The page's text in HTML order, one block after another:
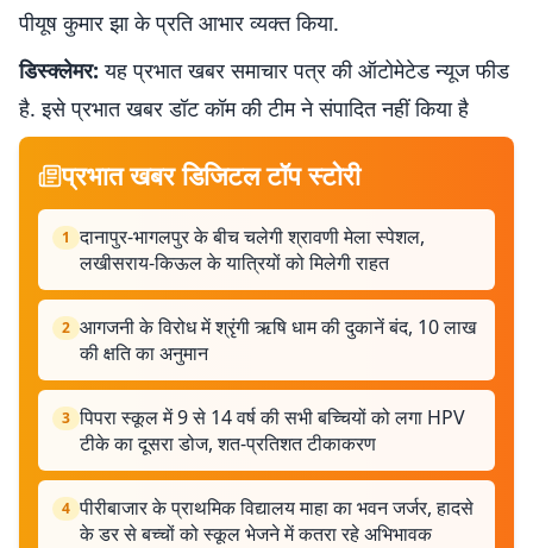
पीयूष कुमार झा के प्रति आभार व्यक्त किया.
डिस्क्लेमर: यह प्रभात खबर समाचार पत्र की ऑटोमेटेड न्यूज फीड
है. इसे प्रभात खबर डॉट कॉम की टीम ने संपादित नहीं किया है
प्रभात खबर डिजिटल टॉप स्टोरी
1 दानापुर-भागलपुर के बीच चलेगी श्रावणी मेला स्पेशल,
लखीसराय-किऊल के यात्रियों को मिलेगी राहत
2 आगजनी के विरोध में श्रृंगी ऋषि धाम की दुकानें बंद, 10 लाख
की क्षति का अनुमान
3 पिपरा स्कूल में 9 से 14 वर्ष की सभी बच्चियों को लगा HPV
टीके का दूसरा डोज, शत-प्रतिशत टीकाकरण
4 पीरीबाजार के प्राथमिक विद्यालय माहा का भवन जर्जर, हादसे
के डर से बच्चों को स्कूल भेजने में कतरा रहे अभिभावक